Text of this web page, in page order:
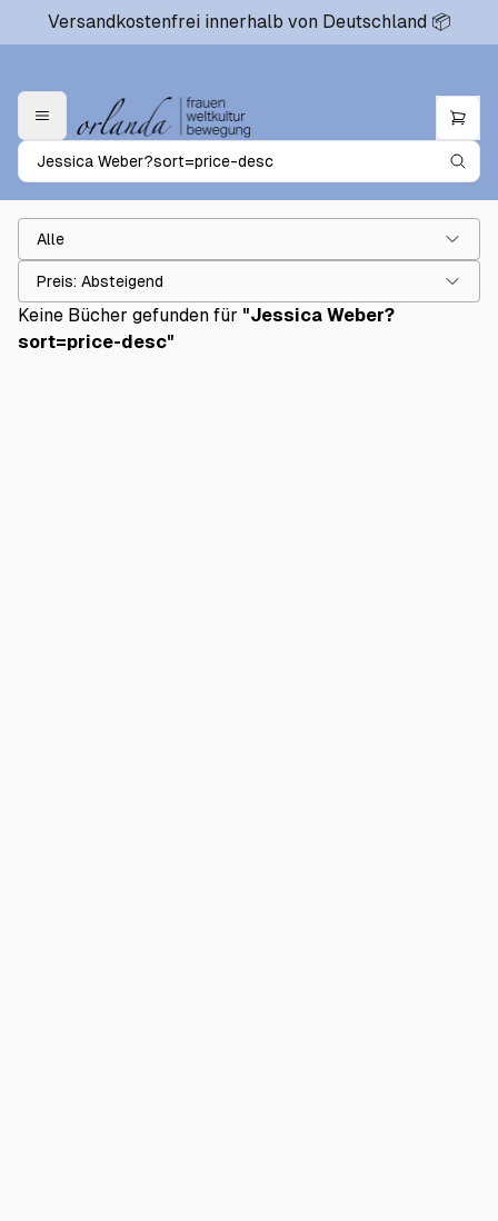
Versandkostenfrei innerhalb von Deutschland 📦
Alle
Keine Bücher gefunden für "Jessica Weber?
sort=price-desc"
Preis: Absteigend